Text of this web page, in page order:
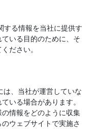
する情報を当社に提供す
いる目的のために、そ
ださい。
は、当社が運営していな
いる場合があります。
情報をどのように収集
ウェブサイトで実施さ